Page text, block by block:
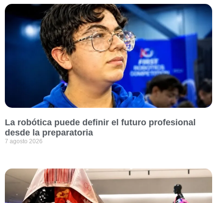
La robótica puede definir el futuro profesional
desde la preparatoria
7 agosto 2026